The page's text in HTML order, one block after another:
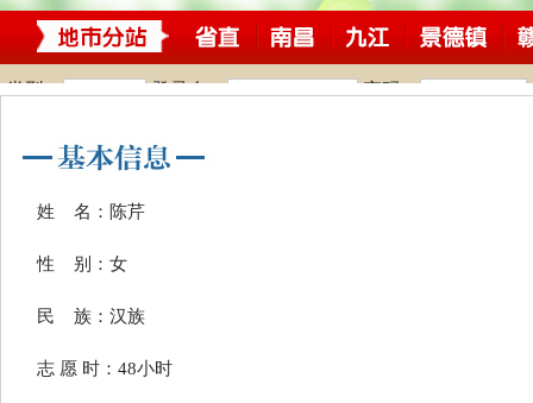
姓 名：陈芹
性 别：女
民 族：汉族
志 愿 时：48小时